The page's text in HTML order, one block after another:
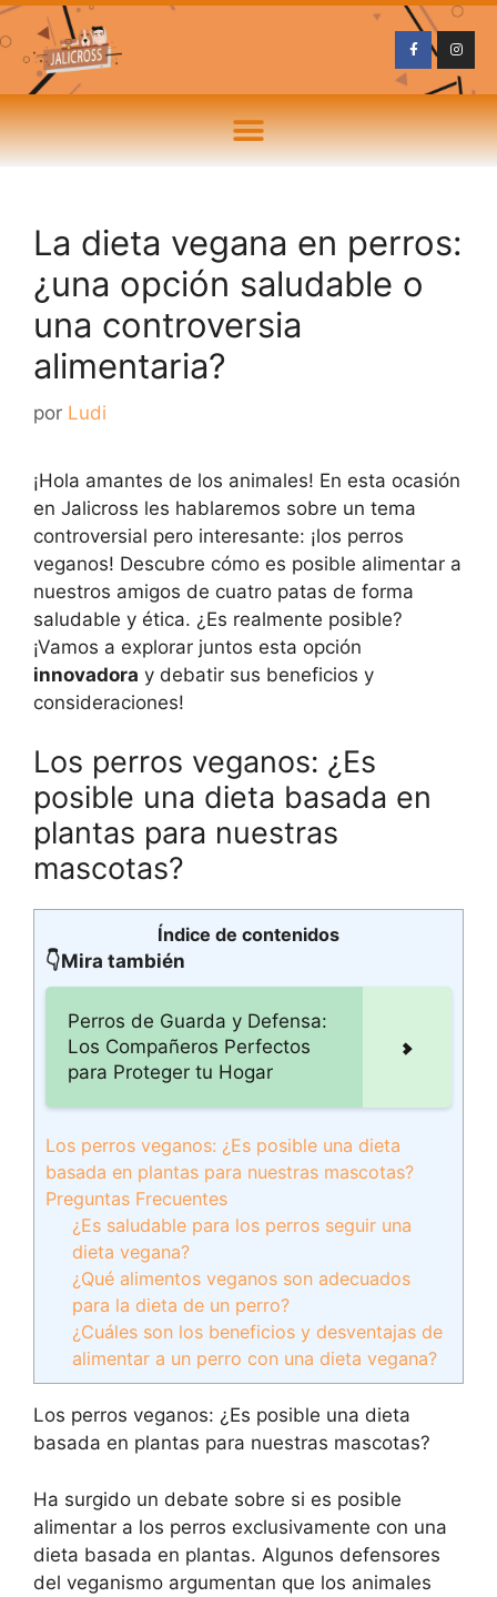
La dieta vegana en perros:
¿una opción saludable o
una controversia
alimentaria?
por Ludi
¡Hola amantes de los animales! En esta ocasión
en Jalicross les hablaremos sobre un tema
controversial pero interesante: ¡los perros
veganos! Descubre cómo es posible alimentar a
nuestros amigos de cuatro patas de forma
saludable y ética. ¿Es realmente posible?
¡Vamos a explorar juntos esta opción
innovadora y debatir sus beneficios y
consideraciones!
Los perros veganos: ¿Es
posible una dieta basada en
plantas para nuestras
mascotas?
Índice de contenidos
👇Mira también
Perros de Guarda y Defensa:
Los Compañeros Perfectos
para Proteger tu Hogar
Los perros veganos: ¿Es posible una dieta
basada en plantas para nuestras mascotas?
Preguntas Frecuentes
¿Es saludable para los perros seguir una
dieta vegana?
¿Qué alimentos veganos son adecuados
para la dieta de un perro?
¿Cuáles son los beneficios y desventajas de
alimentar a un perro con una dieta vegana?
Los perros veganos: ¿Es posible una dieta
basada en plantas para nuestras mascotas?
Ha surgido un debate sobre si es posible
alimentar a los perros exclusivamente con una
dieta basada en plantas. Algunos defensores
del veganismo argumentan que los animales